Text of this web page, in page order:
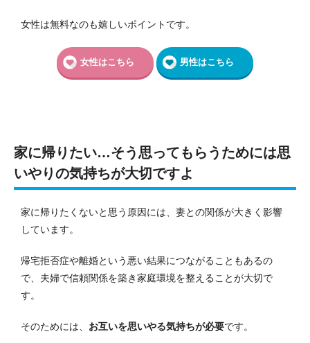
女性は無料なのも嬉しいポイントです。
女性はこちら 男性はこちら
家に帰りたい…そう思ってもらうためには思
いやりの気持ちが大切ですよ
家に帰りたくないと思う原因には、妻との関係が大きく影響
しています。
帰宅拒否症や離婚という悪い結果につながることもあるの
で、夫婦で信頼関係を築き家庭環境を整えることが大切で
す。
そのためには、 お互いを思いやる気持ちが必要です。